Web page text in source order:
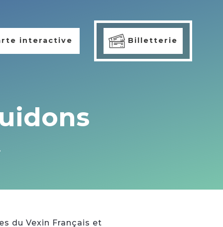
interactive Billetterie
du Vexin Français et